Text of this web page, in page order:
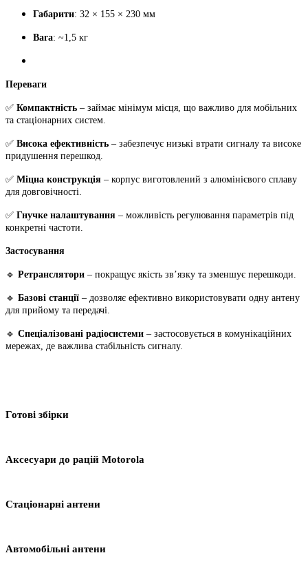
Габарити: 32 × 155 × 230 мм
Вага: ~1,5 кг
Переваги
✅ Компактність – займає мінімум місця, що важливо для мобільних
та стаціонарних систем.
✅ Висока ефективність – забезпечує низькі втрати сигналу та високе
придушення перешкод.
✅ Міцна конструкція – корпус виготовлений з алюмінієвого сплаву
для довговічності.
✅ Гнучке налаштування – можливість регулювання параметрів під
конкретні частоти.
Застосування
🔹 Ретранслятори – покращує якість зв’язку та зменшує перешкоди.
🔹 Базові станції – дозволяє ефективно використовувати одну антену
для прийому та передачі.
🔹 Спеціалізовані радіосистеми – застосовується в комунікаційних
мережах, де важлива стабільність сигналу.
Готові збірки
Аксесуари до рацій Motorola
Стаціонарні антени
Автомобільні антени